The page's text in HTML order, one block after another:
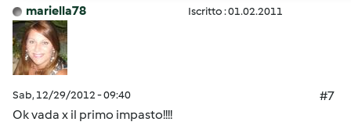
mariella78 Iscritto : 01.02.2011
Sab, 12/29/2012 - 09:40
#7
Ok vada x il primo impasto!!!!